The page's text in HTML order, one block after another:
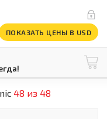
ПОКАЗАТЬ ЦЕНЫ В USD
@tezzuz
48 из 48